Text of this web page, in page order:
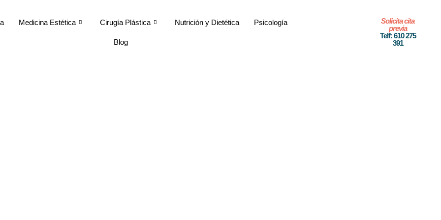
Medicina Estética Cirugía Plástica Nutrición y Dietética Psicología
Blog
Solicita cita
previa
Telf: 610 275
391